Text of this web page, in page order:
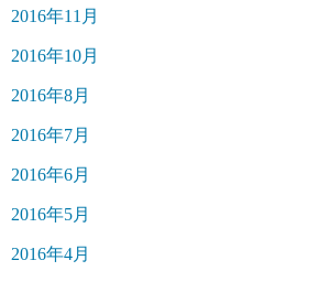
2016年11月
2016年10月
2016年8月
2016年7月
2016年6月
2016年5月
2016年4月